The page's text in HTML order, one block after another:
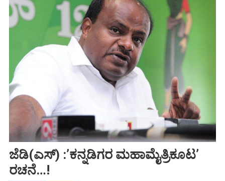
ಜೆಡಿ(ಎಸ್) :ʼಕನ್ನಡಿಗರ ಮಹಾಮೈತ್ರಿಕೂಟʼ
ರಚನೆ…!